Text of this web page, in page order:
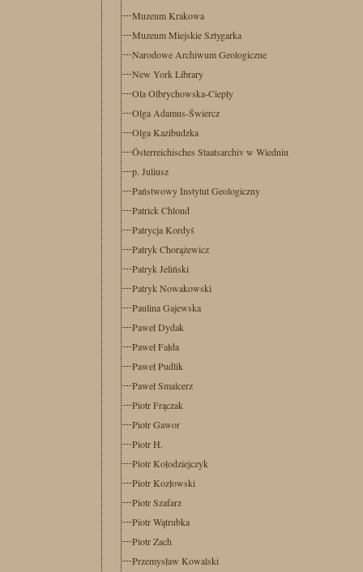
Muzeum Krakowa
Muzeum Miejskie Sztygarka
Narodowe Archiwum Geologiczne
New York Library
Ola Olbrychowska-Ciepły
Olga Adamus-Świercz
Olga Kazibudzka
Österreichisches Staatsarchiv w Wiedniu
p. Juliusz
Państwowy Instytut Geologiczny
Patrick Chlond
Patrycja Kordyś
Patryk Chorążewicz
Patryk Jeliński
Patryk Nowakowski
Paulina Gajewska
Paweł Dydak
Paweł Fałda
Paweł Pudlik
Paweł Smalcerz
Piotr Frączak
Piotr Gawor
Piotr H.
Piotr Kołodziejczyk
Piotr Kozłowski
Piotr Szafarz
Piotr Wątrubka
Piotr Zach
Przemysław Kowalski